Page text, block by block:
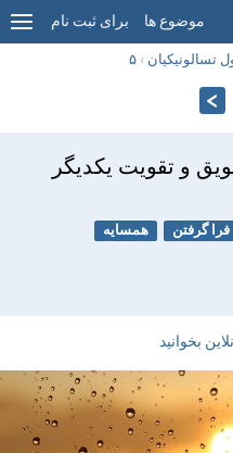
موضوع ها برای ثبت نام
تسالونيکیان ›۵
و تقويت يكديگر
فرا گرفتن همسایه
بخوانید